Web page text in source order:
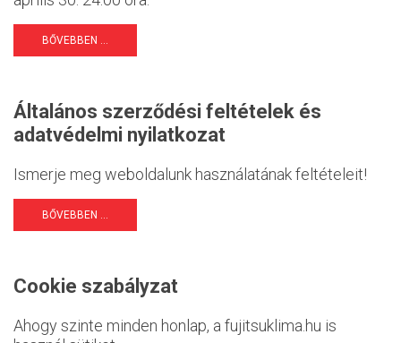
BŐVEBBEN ...
Általános szerződési feltételek és
adatvédelmi nyilatkozat
Ismerje meg weboldalunk használatának feltételeit!
BŐVEBBEN ...
Cookie szabályzat
Ahogy szinte minden honlap, a fujitsuklima.hu is